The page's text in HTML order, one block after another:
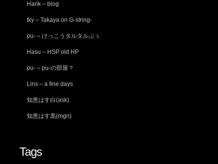
Hank – blog
tky – Takaya on G-string-
pu- – けっこうタルタルぷぅ
Hasu – HSP old HP
pu- – pu-の部屋？
Lins – a fine days
知恵はす白(ask)
知恵はす黒(mgn)
Tags